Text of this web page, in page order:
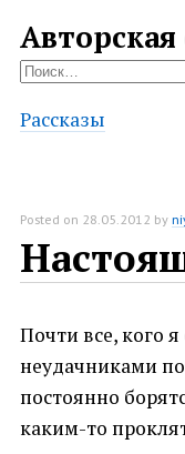
Найти:
Рассказы
Posted on 28.05.2012 by
Почти все, кого
неудачниками
постоянно
каким-то